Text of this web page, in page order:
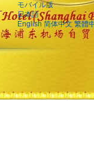
モバイル版
日本語
English 简体中文 繁體